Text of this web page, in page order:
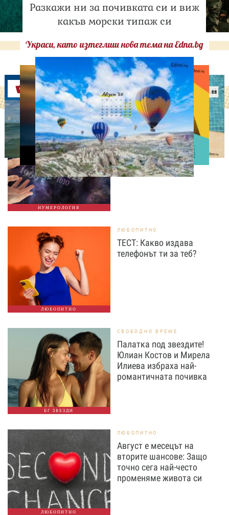
Разкажи ни за почивката си и виж
какъв морски типаж си
Украси, като изтеглиш нова тема на Edna.bg
Оферти
НУМЕРОЛОГИЯ
НУМЕРОЛОГИЯ
Нумерологична прогноза
за 7 август, петък
ЛЮБОПИТНО
ЛЮБОПИТНО
ТЕСТ: Какво издава
телефонът ти за теб?
БГ ЗВЕЗДИ
СВОБОДНО ВРЕМЕ
Палатка под звездите!
Юлиан Костов и Мирела
Илиева избраха най-
романтичната почивка
ЛЮБОПИТНО
ЛЮБОПИТНО
Август е месецът на
вторите шансове: Защо
точно сега най-често
променяме живота си